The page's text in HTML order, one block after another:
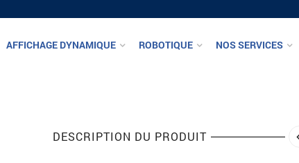
AFFICHAGE DYNAMIQUE ROBOTIQUE NOS SERVICES
DESCRIPTION DU PRODUIT